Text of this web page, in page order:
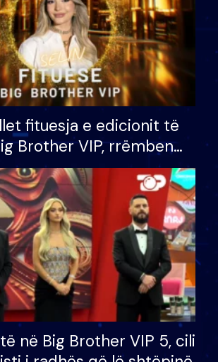
fituesja e edicionit të
Brother VIP, rrëmben
prej 100 mijë eurosh
në Big Brother VIP 5, cili